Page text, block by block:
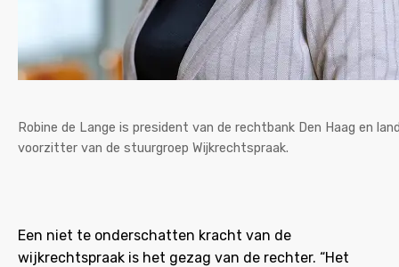
Robine de Lange is president van de rechtbank Den Haag en
voorzitter van de stuurgroep Wijkrechtspraak.
Een niet te onderschatten kracht van de
wijkrechtspraak is het gezag van de rechter. “Het